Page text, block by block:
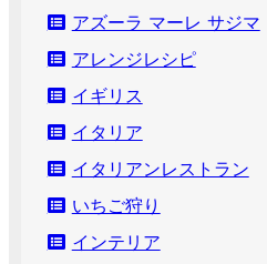
アズーラ マーレ サジマ
アレンジレシピ
イギリス
イタリア
イタリアンレストラン
いちご狩り
インテリア